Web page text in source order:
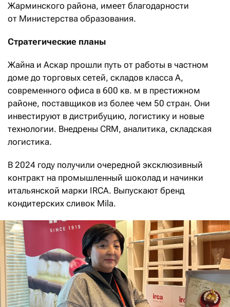
Жарминского района, имеет благодарности
от Министерства образования.
Стратегические планы
Жайна и Аскар прошли путь от работы в частном
доме до торговых сетей, складов класса А,
современного офиса в 600 кв. м в престижном
районе, поставщиков из более чем 50 стран. Они
инвестируют в дистрибуцию, логистику и новые
технологии. Внедрены СRМ, аналитика, складская
логистика.
В 2024 году получили очередной эксклюзивный
контракт на промышленный шоколад и начинки
итальянской марки IRCA. Выпускают бренд
кондитерских сливок Mila.